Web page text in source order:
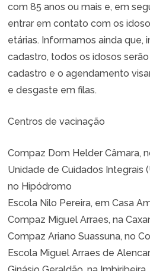
com 85 anos ou mais e, em
entrar em contato com os
etárias. Informamos ainda
cadastro, todos os idosos
cadastro e o agendamento
e desgaste em filas.
Centros de vacinação
Compaz Dom Helder Câmara,
Unidade de Cuidados Integrais
no Hipódromo
Escola Nilo Pereira, em Casa
Compaz Miguel Arraes, na
Compaz Ariano Suassuna, no
Escola Miguel Arraes de